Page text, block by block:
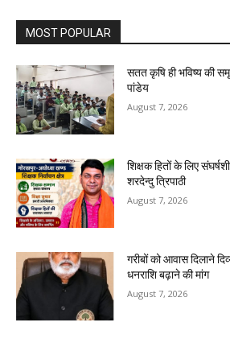
MOST POPULAR
सतत कृषि ही भविष्य की
पांडेय
August 7, 2026
शिक्षक हितों के लिए
शरदेन्दु त्रिपाठी
August 7, 2026
गरीबों को आवास दिलाने
धनराशि बढ़ाने की मांग
August 7, 2026